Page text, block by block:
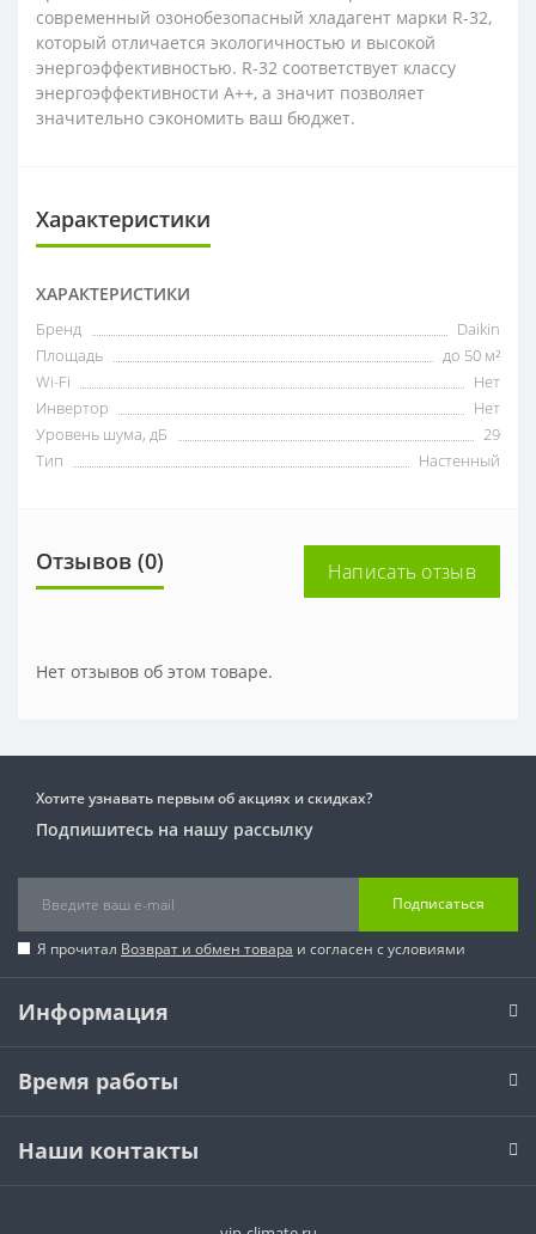
современный озонобезопасный хладагент марки R-32,
который отличается экологичностью и высокой
энергоэффективностью. R-32 соответствует классу
энергоэффективности А++, а значит позволяет
значительно сэкономить ваш бюджет.
Характеристики
ХАРАКТЕРИСТИКИ
Бренд
Daikin
Площадь
до 50 м²
Wi-Fi
Нет
Инвертор
Нет
Уровень шума, дБ
29
Тип
Настенный
Отзывов (0) Написать отзыв
Нет отзывов об этом товаре.
Хотите узнавать первым об акциях и скидках?
Подпишитесь на нашу рассылку
Подписаться
Я прочитал Возврат и обмен товара и согласен с условиями
Информация
Время работы
Наши контакты